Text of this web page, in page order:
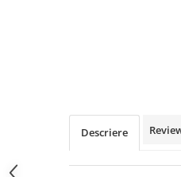
Descriere